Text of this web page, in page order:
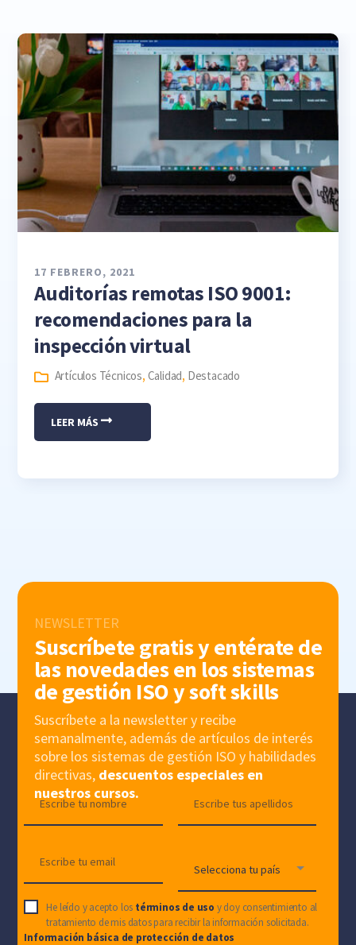
17 FEBRERO, 2021
Auditorías remotas ISO 9001:
recomendaciones para la
inspección virtual
Artículos Técnicos, Calidad, Destacado
LEER MÁS
NEWSLETTER
Suscríbete gratis y entérate de
las novedades en los sistemas
de gestión ISO y soft skills
Suscríbete a la newsletter y recibe
semanalmente, además de artículos de interés
sobre los sistemas de gestión ISO y habilidades
directivas, descuentos especiales en
nuestros cursos.
He leído y acepto los términos de uso y doy consentimiento al
tratamiento de mis datos para recibir la información solicitada.
Información básica de protección de datos